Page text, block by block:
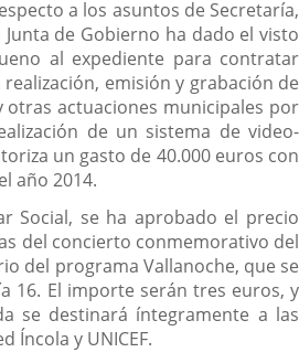
a los asuntos de Secretaría,
Junta de Gobierno ha dado el visto
al expediente para contratar
realización, emisión y grabación de
otras actuaciones municipales por
de un sistema de video-
un gasto de 40.000 euros con
año 2014.
Social, se ha aprobado el precio
del concierto conmemorativo del
del programa Vallanoche, que se
16. El importe serán tres euros, y
se destinará íntegramente a las
Íncola y UNICEF.